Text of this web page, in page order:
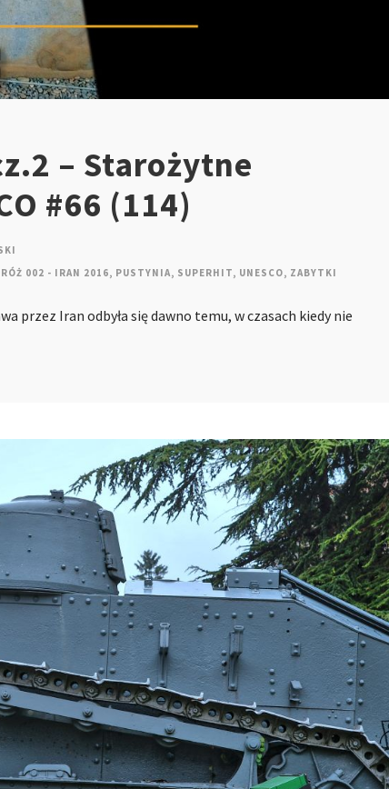
– Starożytne
#66 (114)
002 - IRAN 2016, PUSTYNIA, SUPERHIT, UNESCO, ZABYTKI
przez Iran odbyła się dawno temu, w czasach kiedy nie